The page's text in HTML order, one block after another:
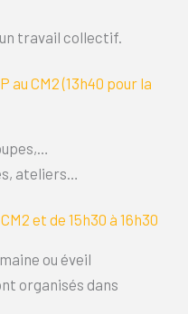
travail collectif.
au CM2 (13h40 pour la
ateliers…
et de 15h30 à 16h30
ou éveil
organisés dans